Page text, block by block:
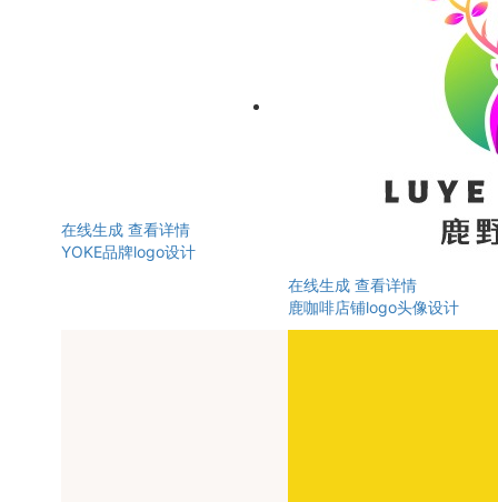
在线生成 查看详情
YOKE品牌logo设计
在线生成 查看详情
鹿咖啡店铺logo头像设计